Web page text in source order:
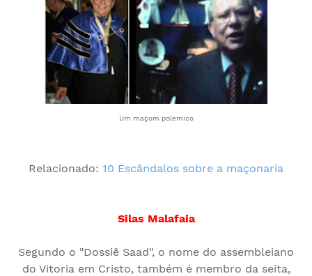
Um maçom polemico
Relacionado: 10 Escândalos sobre a maçonaria
Silas Malafaia
Segundo o "Dossiê Saad", o nome do assembleiano
do Vitoria em Cristo, também é membro da seita,